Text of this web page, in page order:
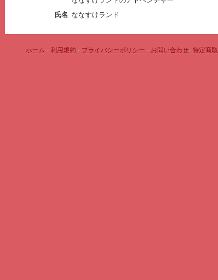
氏名 ななすけランド
ホーム - 利用規約 - プライバシーポリシー - お問い合わせ- 特定商